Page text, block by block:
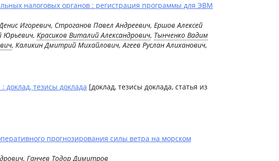
налоговых органов : регистрация программы для ЭВМ
Игоревич, Строганов Павел Андреевич, Ершов Алексей
Юрьевич, Красиков Виталий Александрович, Тынченко Вадим
, Каликин Дмитрий Михайлович, Агеев Руслан Алиханович,
тезисы доклада [доклад, тезисы доклада, статья из
прогнозирования силы ветра на морском
Ганчев Тодор Димитров